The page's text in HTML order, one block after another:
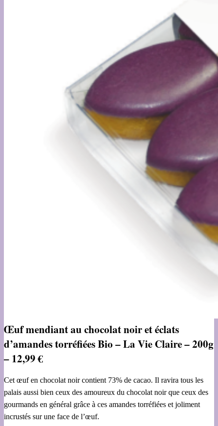
Œuf mendiant au chocolat noir et éclats
d’amandes torréfiées Bio – La Vie Claire – 200g
– 12,99 €
Cet œuf en chocolat noir contient 73% de cacao. Il ravira tous les
palais aussi bien ceux des amoureux du chocolat noir que ceux des
gourmands en général grâce à ces amandes torréfiées et joliment
incrustés sur une face de l’œuf.